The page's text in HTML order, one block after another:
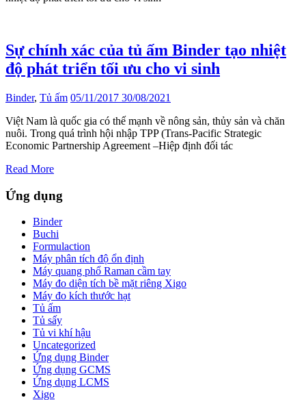
Sự chính xác của tủ ấm Binder tạo nhiệt
độ phát triển tối ưu cho vi sinh
Binder, Tủ ấm 05/11/2017 30/08/2021
Việt Nam là quốc gia có thế mạnh về nông sản, thủy sản và chăn
nuôi. Trong quá trình hội nhập TPP (Trans-Pacific Strategic
Economic Partnership Agreement –Hiệp định đối tác
Read More
Ứng dụng
Binder
Buchi
Formulaction
Máy phân tích độ ổn định
Máy quang phổ Raman cầm tay
Máy đo diện tích bề mặt riêng Xigo
Máy đo kích thước hạt
Tủ ấm
Tủ sấy
Tủ vi khí hậu
Uncategorized
Ứng dụng Binder
Ứng dụng GCMS
Ứng dụng LCMS
Xigo